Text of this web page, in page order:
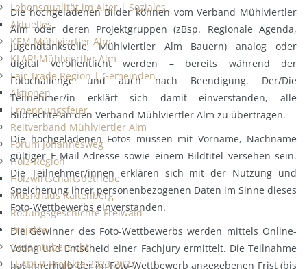
Lebensqualität im Alter | Soziales
Aktuelles
KEM Mühlviertler Alm
KLAR! Mühlviertler Alm
Fair Trade Region | Gemeinden
Aktionen
Ernennungsfeier
Reitverband Mühlviertler Alm
Forum Johannesweg
Holz-Region
Holzwirtschaftsbetriebe
Musikhaus Kaltenberg
Rodungsgeschichte-Freiwald
Projekte
Gesamtübersicht
LEADER-Projekte 2023-2027
Die hochgeladenen Bilder können vom Verband Mühlviertler
Alm oder deren Projektgruppen (zBsp. Regionale Agenda,
Jugendtankstelle, Mühlviertler Alm Bauern) analog oder
digital veröffentlicht werden – bereits während der
Fotochallenge und auch nach Beendigung. Der/Die
Teilnehmer/in erklärt sich damit einverstanden, alle
Bildrechte an den Verband Mühlviertler Alm zu übertragen.
Die hochgeladenen Fotos müssen mit Vorname, Nachname
gültiger E-Mail-Adresse sowie einem Bildtitel versehen sein.
Die Teilnehmer/innen erklären sich mit der Nutzung und
Speicherung ihrer personenbezogenen Daten im Sinne dieses
Foto-Wettbewerbs einverstanden.
Die Gewinner des Foto-Wettbewerbs werden mittels Online-
Voting und Entscheid einer Fachjury ermittelt. Die Teilnahme
hat innerhalb der im Foto-Wettbewerb angegebenen Frist (bis